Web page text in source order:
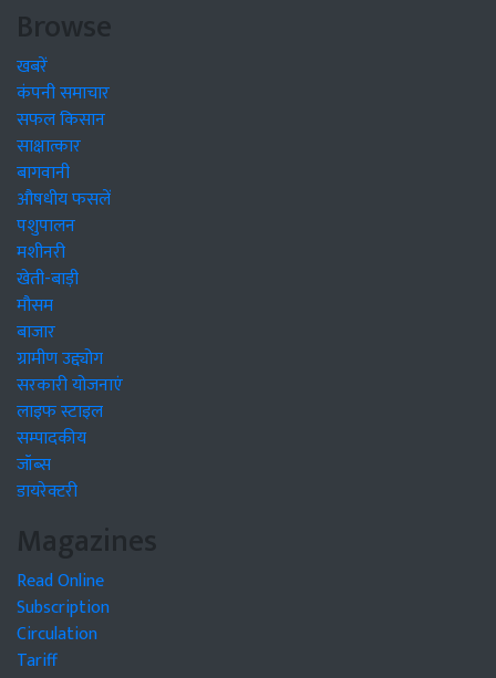
Browse
खबरें
कंपनी समाचार
सफल किसान
साक्षात्कार
बागवानी
औषधीय फसलें
पशुपालन
मशीनरी
खेती-बाड़ी
मौसम
बाजार
ग्रामीण उद्द्योग
सरकारी योजनाएं
लाइफ स्टाइल
सम्पादकीय
जॉब्स
डायरेक्टरी
Magazines
Read Online
Subscription
Circulation
Tariff